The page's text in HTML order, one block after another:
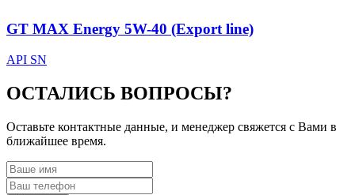
GT MAX Energy 5W-40 (Export line)
API SN
ОСТАЛИСЬ ВОПРОСЫ?
Оставьте контактные данные, и менеджер свяжется с Вами в
ближайшее время.